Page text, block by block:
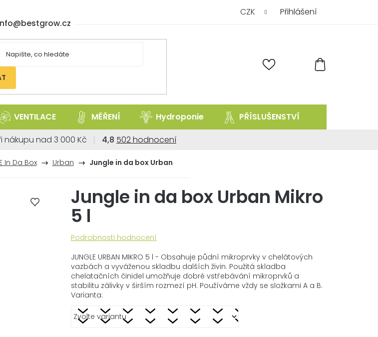
CZK Přihlášení
KOŠÍK
@bestgrow.cz
VENTILACE MĚŘENÍ Hydroponie PŘÍSLUŠENSTVÍ
nákupu nad 3 000 Kč 4,8 Průměrné
obchodu
5
502 hodnocení
In Da Box Urban
Jungle in da box Urban
Jungle in da box Urban Mikro
5 l
Průměrné
produktu
je
0,0
z
5
Podrobnosti hodnocení
JUNGLE URBAN MIKRO 5 l - Obsahuje půdní mikroprvky v chelátových
vazbách a vyváženou skladbu dalších živin. Použitá skladba
chelatačních činidel umožňuje dobré vstřebávání mikroprvků a
stabilitu zálivky v širším rozmezí pH. Používáme vždy se složkami A a B.
Varianta: